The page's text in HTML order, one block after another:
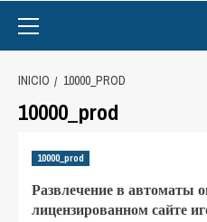
Menu
INICIO 10000_PROD
10000_prod
10000_prod
Развлечение в автоматы
лицензированном сайте